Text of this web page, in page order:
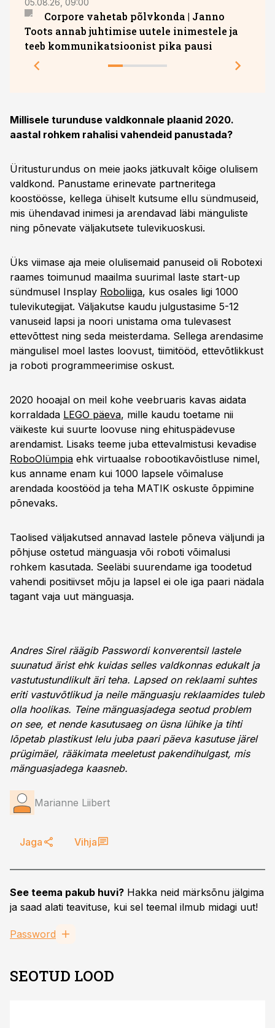
05.08.26, 09:00
Corpore vahetab põlvkonda | Janno
Toots annab juhtimise uutele inimestele ja
teeb kommunikatsioonist pika pausi
Millisele turunduse valdkonnale plaanid 2020.
aastal rohkem rahalisi vahendeid panustada?
Üritusturundus on meie jaoks jätkuvalt kõige olulisem
valdkond. Panustame erinevate partneritega
koostöösse, kellega ühiselt kutsume ellu sündmuseid,
mis ühendavad inimesi ja arendavad läbi mänguliste
ning põnevate väljakutsete tulevikuoskusi.
Üks viimase aja meie olulisemaid panuseid oli Robotexi
raames toimunud maailma suurimal laste start-up
sündmusel Insplay Roboliiga, kus osales ligi 1000
tulevikutegijat. Väljakutse kaudu julgustasime 5-12
vanuseid lapsi ja noori unistama oma tulevasest
ettevõttest ning seda meisterdama. Sellega arendasime
mängulisel moel lastes loovust, tiimitööd, ettevõtlikkust
ja roboti programmeerimise oskust.
2020 hooajal on meil kohe veebruaris kavas aidata
korraldada LEGO päeva, mille kaudu toetame nii
väikeste kui suurte loovuse ning ehituspädevuse
arendamist. Lisaks teeme juba ettevalmistusi kevadise
RoboOlümpia ehk virtuaalse robootikavõistluse nimel,
kus anname enam kui 1000 lapsele võimaluse
arendada koostööd ja teha MATIK oskuste õppimine
põnevaks.
Taolised väljakutsed annavad lastele põneva väljundi ja
põhjuse ostetud mänguasja või roboti võimalusi
rohkem kasutada. Seeläbi suurendame iga toodetud
vahendi positiivset mõju ja lapsel ei ole iga paari nädala
tagant vaja uut mänguasja.
Andres Sirel räägib Passwordi konverentsil lastele
suunatud ärist ehk kuidas selles valdkonnas edukalt ja
vastutustundlikult äri teha. Lapsed on reklaami suhtes
eriti vastuvõtlikud ja neile mänguasju reklaamides tuleb
olla hoolikas. Teine mänguasjadega seotud problem
on see, et nende kasutusaeg on üsna lühike ja tihti
lõpetab plastikust lelu juba paari päeva kasutuse järel
prügimäel, rääkimata meeletust pakendihulgast, mis
mänguasjadega kaasneb.
Marianne Liibert
Jaga Vihja
See teema pakub huvi? Hakka neid märksõnu jälgima
ja saad alati teavituse, kui sel teemal ilmub midagi uut!
Password
SEOTUD LOOD